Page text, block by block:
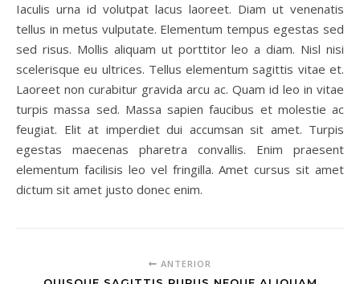
Iaculis urna id volutpat lacus laoreet. Diam ut venenatis
tellus in metus vulputate. Elementum tempus egestas sed
sed risus. Mollis aliquam ut porttitor leo a diam. Nisl nisi
scelerisque eu ultrices. Tellus elementum sagittis vitae et.
Laoreet non curabitur gravida arcu ac. Quam id leo in vitae
turpis massa sed. Massa sapien faucibus et molestie ac
feugiat. Elit at imperdiet dui accumsan sit amet. Turpis
egestas maecenas pharetra convallis. Enim praesent
elementum facilisis leo vel fringilla. Amet cursus sit amet
dictum sit amet justo donec enim.
ANTERIOR